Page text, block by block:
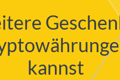
kannst